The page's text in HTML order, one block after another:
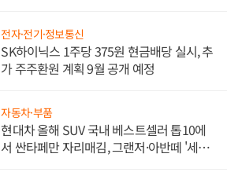
전자·전기·정보통신
SK하이닉스 1주당 375원 현금배당 실시, 추
가 주주환원 계획 9월 공개 예정
자동차·부품
현대차 올해 SUV 국내 베스트셀러 톱10에
서 싼타페만 자리매김, 그랜저·아반떼 '세단